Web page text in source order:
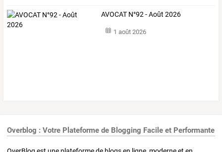
AVOCAT N°92 - Août 2026
1 août 2026
Overblog : Votre Plateforme de Blogging Facile et Performante